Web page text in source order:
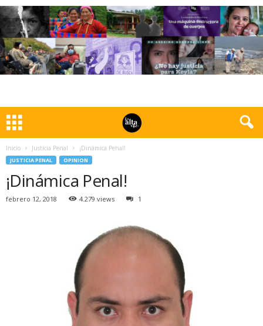
Inicio Justicia Penal ¡Dinámica Penal!
JUSTICIA PENAL OPINION
¡Dinámica Penal!
febrero 12, 2018 4.279 views 1